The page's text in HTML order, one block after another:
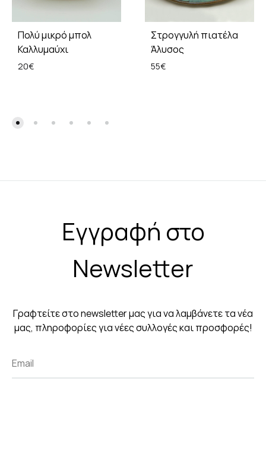
Πολύ μικρό μπολ
Καλλυμαύχι
20€
Στρογγυλή πιατέλα
Άλυσος
55€
Εγγραφή στο
Newsletter
Γραφτείτε στο newsletter μας για να λαμβάνετε τα νέα
μας, πληροφορίες για νέες συλλογές και προσφορές!